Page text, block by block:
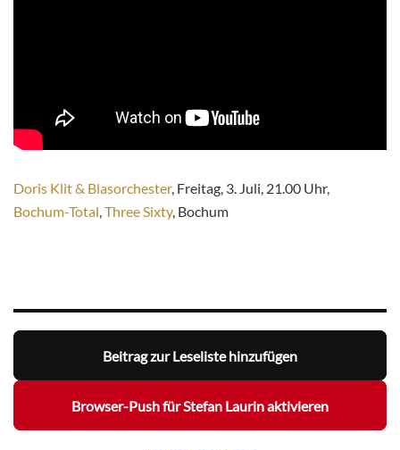
Doris Klit & Blasorchester, Freitag, 3. Juli, 21.00 Uhr,
Bochum-Total,Three Sixty, Bochum
Beitrag zur Leseliste hinzufügen
Browser-Push für Stefan Laurin aktivieren